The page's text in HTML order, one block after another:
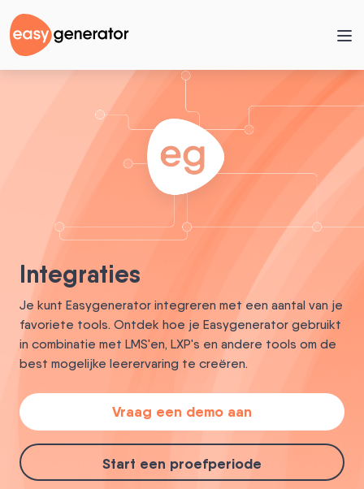
Integraties
Je kunt Easygenerator integreren met een aantal van je
favoriete tools. Ontdek hoe je Easygenerator gebruikt
in combinatie met LMS'en, LXP's en andere tools om de
best mogelijke leerervaring te creëren.
Vraag een demo aan
Start een proefperiode